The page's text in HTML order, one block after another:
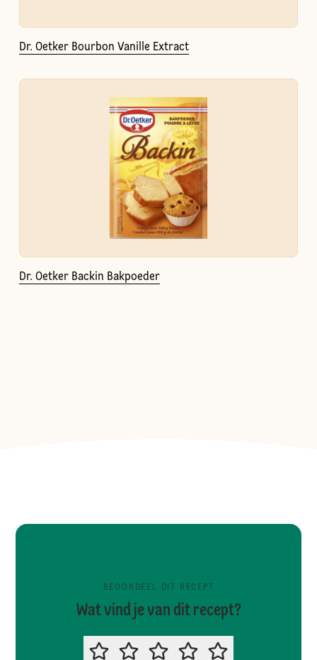
Dr. Oetker Bourbon Vanille Extract
Dr. Oetker Backin Bakpoeder
BEOORDEEL DIT RECEPT
Wat vind je van dit recept?
BEOORDEEL DIT RECEPT